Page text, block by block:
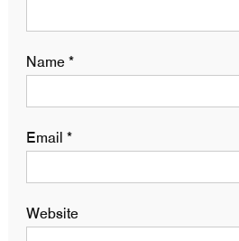
Name*
Email *
Website